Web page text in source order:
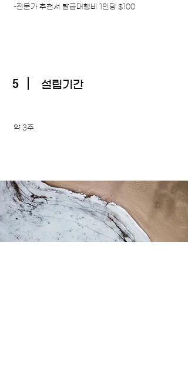
-전문가 추천서 발급대행비 1인당 $100
5 설립기간
약 3주